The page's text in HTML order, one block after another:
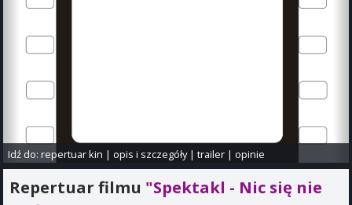
Idź do:repertuar kin |opis i szczegóły|trailer |opinie
Repertuar filmu "Spektakl - Nic się nie